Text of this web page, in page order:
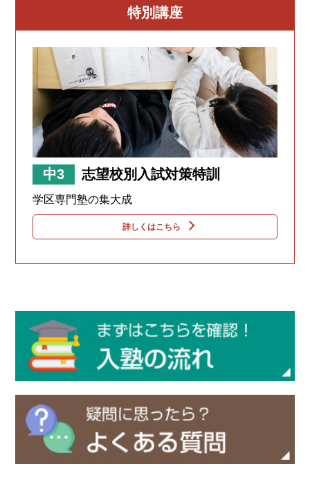
特別講座
中3 志望校別入試対策特訓
学区専門塾の集大成
詳しくはこちら